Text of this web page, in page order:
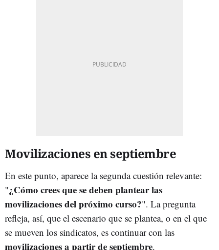
Movilizaciones en septiembre
En este punto, aparece la segunda cuestión relevante:
"¿Cómo crees que se deben plantear las
movilizaciones del próximo curso?". La pregunta
refleja, así, que el escenario que se plantea, o en el que
se mueven los sindicatos, es continuar con las
movilizaciones a partir de septiembre.